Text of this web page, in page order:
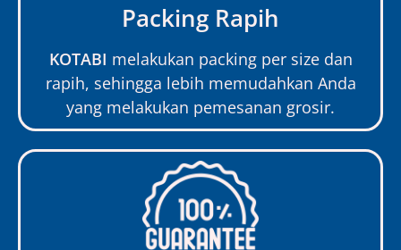
Packing Rapih
KOTABI melakukan packing per size dan
rapih, sehingga lebih memudahkan Anda
yang melakukan pemesanan grosir.